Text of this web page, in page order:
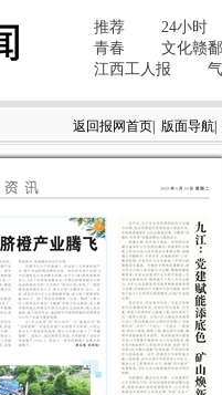
返回报网首页 版面导航